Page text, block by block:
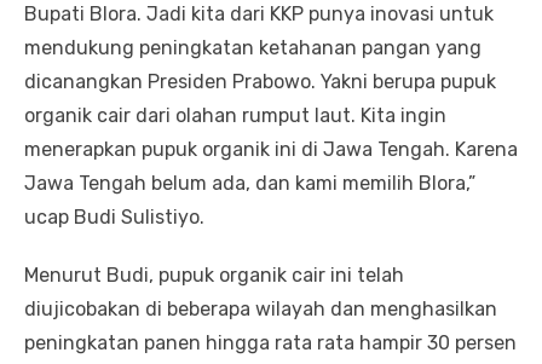
Bupati Blora. Jadi kita dari KKP punya inovasi untuk
mendukung peningkatan ketahanan pangan yang
dicanangkan Presiden Prabowo. Yakni berupa pupuk
organik cair dari olahan rumput laut. Kita ingin
menerapkan pupuk organik ini di Jawa Tengah. Karena
Jawa Tengah belum ada, dan kami memilih Blora,”
ucap Budi Sulistiyo.
Menurut Budi, pupuk organik cair ini telah
diujicobakan di beberapa wilayah dan menghasilkan
peningkatan panen hingga rata rata hampir 30 persen